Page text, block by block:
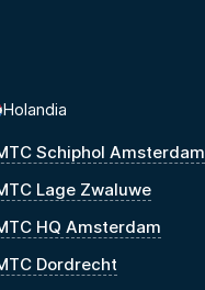
Holandia
Schiphol Amsterdam
Lage Zwaluwe
HQ Amsterdam
Dordrecht